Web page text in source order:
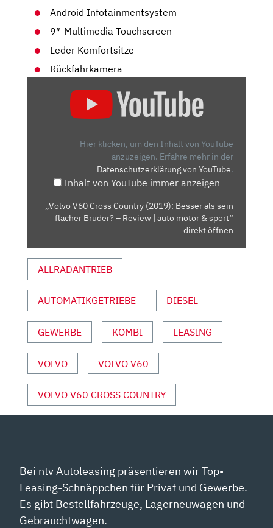
Android Infotainmentsystem
9″-Multimedia Touchscreen
Leder Komfortsitze
Rückfahrkamera
FLACHER
BRUDER?
|
AUTO
MOTOR
VON
YOUTUBE
ANZEIGEN
Hier klicken, um den Inhalt von YouTube
anzuzeigen. Erfahre mehr in der
Datenschutzerklärung von YouTube.
Inhalt von YouTube immer anzeigen
„Volvo V60 Cross Country (2019): Besser als sein
flacher Bruder? – Review | auto motor & sport“
direkt öffnen
ALLRADANTRIEB
AUTOMATIKGETRIEBE DIESEL
GEWERBE KOMBI LEASING
VOLVO VOLVO V60
VOLVO V60 CROSS COUNTRY
Bei ntv Autoleasing präsentieren wir Top-
Leasing-Schnäppchen für Privat und Gewerbe.
Es gibt Bestellfahrzeuge, Lagerneuwagen und
Gebrauchtwagen.